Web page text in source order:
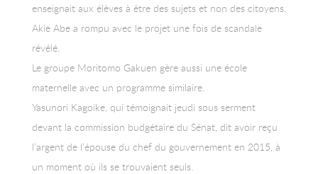
enseignait aux élèves à être des sujets et non des citoyens.
Akie Abe a rompu avec le projet une fois de scandale
révélé.
Le groupe Moritomo Gakuen gère aussi une école
maternelle avec un programme similaire.
Yasunori Kagoike, qui témoignait jeudi sous serment
devant la commission budgétaire du Sénat, dit avoir reçu
l’argent de l’épouse du chef du gouvernement en 2015, à
un moment où ils se trouvaient seuls.